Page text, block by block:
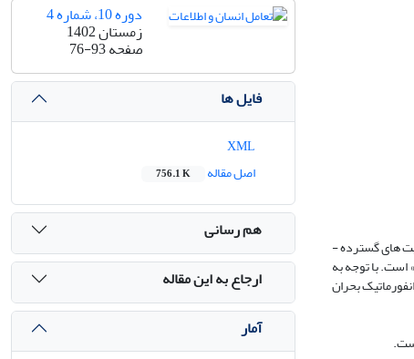
های گسترده
است. با توجه به
بحران
.
دوره 10، شماره 4
زمستان 1402
صفحه76-93
فایل ها
اصل مقاله
756.1 K
هم رسانی
ارجاع به این مقاله
آمار